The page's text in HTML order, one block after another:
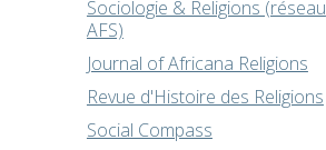
Sociologie & Religions (réseau
AFS)
Journal of Africana Religions
Revue d'Histoire des Religions
Social Compass